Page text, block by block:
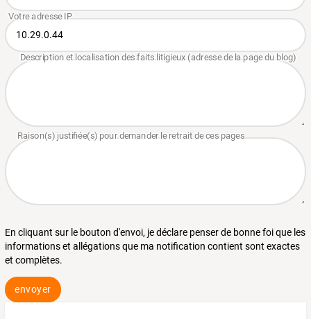
En cliquant sur le bouton d'envoi, je déclare penser de bonne foi que les
informations et allégations que ma notification contient sont exactes
et complètes.
envoyer